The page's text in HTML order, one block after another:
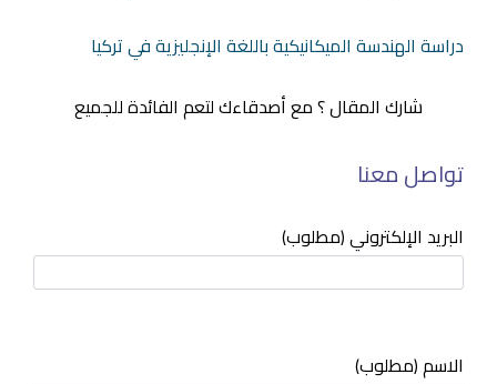
دراسة الهندسة الميكانيكية باللغة الإنجليزية في تركيا
شارك المقال ؟ مع أصدقاءك لتعم الفائدة للجميع
تواصل معنا
البريد الإلكتروني (مطلوب)
الاسم (مطلوب)